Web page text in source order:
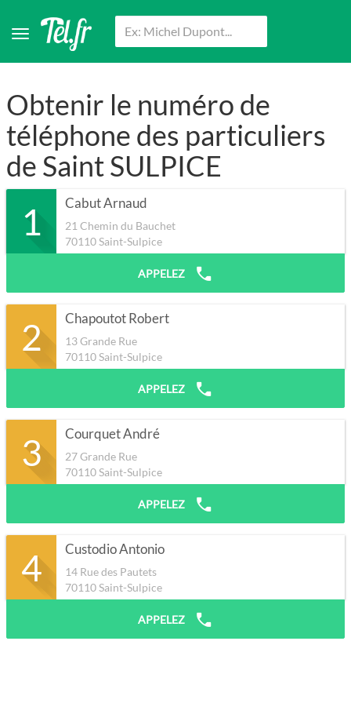
Obtenir le numéro de
téléphone des particuliers
de Saint SULPICE
1 Cabut Arnaud
21 Chemin du Bauchet
70110Saint-Sulpice
APPELEZ
2 Chapoutot Robert
13 Grande Rue
70110Saint-Sulpice
APPELEZ
3 Courquet André
27 Grande Rue
70110Saint-Sulpice
APPELEZ
4 Custodio Antonio
14 Rue des Pautets
70110Saint-Sulpice
APPELEZ